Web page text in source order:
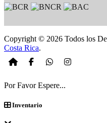
Copyright © 2026 Todos los
Costa Rica.
Por Favor Espere...
Inventario